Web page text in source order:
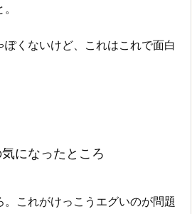
くないけど、これはこれで面白
になったところ
これがけっこうエグいのが問題